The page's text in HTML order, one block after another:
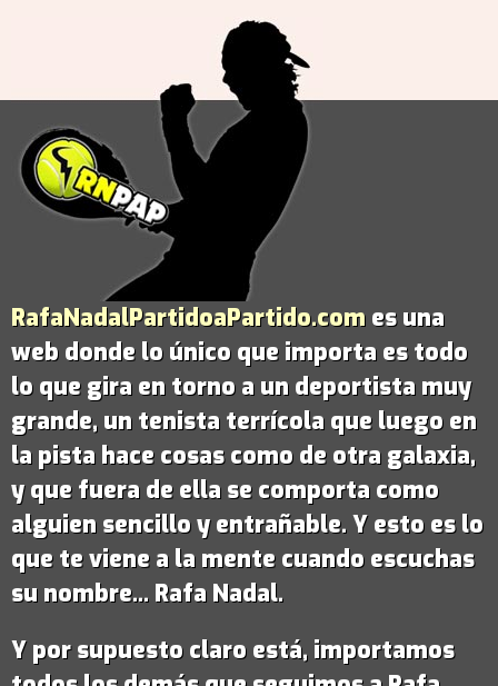
RafaNadalPartidoaPartido.com es una
web donde lo único que importa es todo
lo que gira en torno a un deportista muy
grande, un tenista terrícola que luego en
la pista hace cosas como de otra galaxia,
y que fuera de ella se comporta como
alguien sencillo y entrañable. Y esto es lo
que te viene a la mente cuando escuchas
su nombre... Rafa Nadal.
Y por supuesto claro está, importamos